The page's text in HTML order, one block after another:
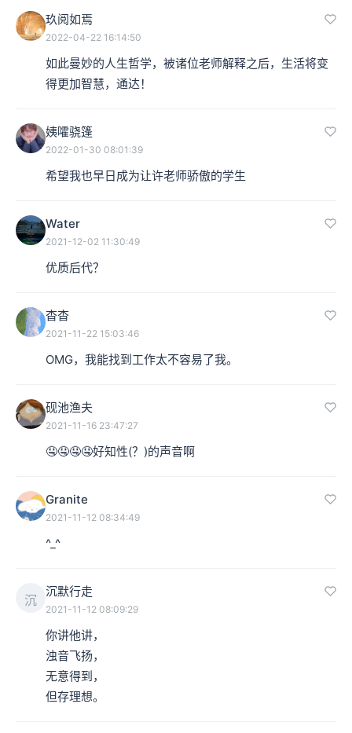
玖阅如焉
2022-04-22 16:14:50
如此曼妙的人生哲学，被诸位老师解释之后，生活将变
得更加智慧，通达！
姨嚯骁篷
2022-01-30 08:01:39
希望我也早日成为让许老师骄傲的学生
Water
2021-12-02 11:30:49
优质后代？
杳杳
2021-11-22 15:03:46
OMG，我能找到工作太不容易了我。
砚池渔夫
2021-11-16 23:47:27
🤤🤤🤤🤤好知性(？)的声音啊
Granite
2021-11-12 08:34:49
^_^
沉
沉默行走
2021-11-12 08:09:29
你讲他讲，
浊音飞扬，
无意得到，
但存理想。